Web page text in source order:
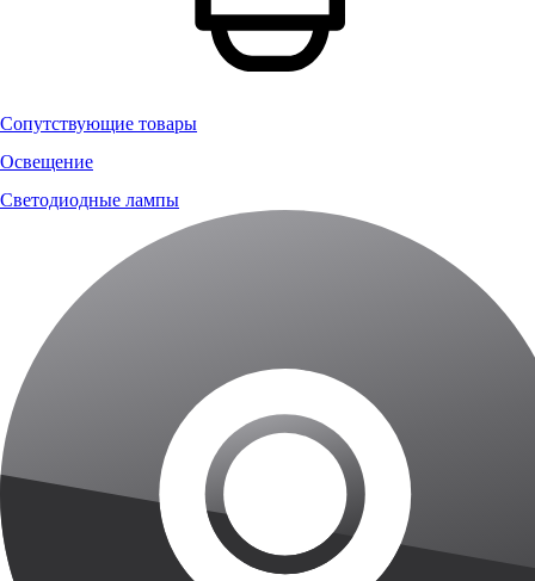
Сопутствующие товары
Освещение
Светодиодные лампы